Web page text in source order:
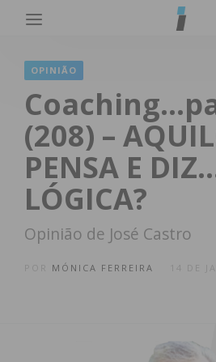
OPINIÃO
(208) –
PENSA E
LÓGICA?
Opinião de José Castro
MÓNICA FERREIRA 14 DE